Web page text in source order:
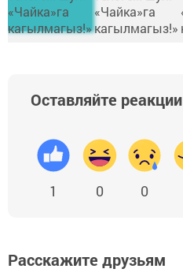
Оставляйте реакции
1 0 0
Расскажите друзьям